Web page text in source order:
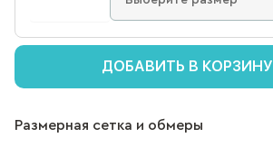
ДОБАВИТЬ В КОРЗИНУ
Размерная сетка и обмеры